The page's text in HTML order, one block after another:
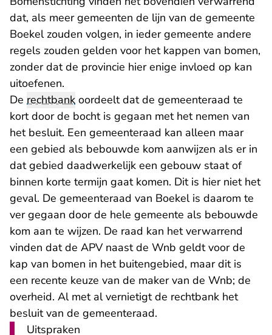
dat, als meer gemeenten de lijn van de gemeente
Boekel zouden volgen, in ieder gemeente andere
regels zouden gelden voor het kappen van bomen,
zonder dat de provincie hier enige invloed op kan
uitoefenen.
De rechtbank oordeelt dat de gemeenteraad te
kort door de bocht is gegaan met het nemen van
het besluit. Een gemeenteraad kan alleen maar
een gebied als bebouwde kom aanwijzen als er in
dat gebied daadwerkelijk een gebouw staat of
binnen korte termijn gaat komen. Dit is hier niet het
geval. De gemeenteraad van Boekel is daarom te
ver gegaan door de hele gemeente als bebouwde
kom aan te wijzen. De raad kan het verwarrend
vinden dat de APV naast de Wnb geldt voor de
kap van bomen in het buitengebied, maar dit is
een recente keuze van de maker van de Wnb; de
overheid. Al met al vernietigt de rechtbank het
besluit van de gemeenteraad.
Uitspraken